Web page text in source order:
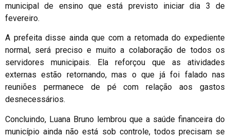
municipal de ensino que está previsto iniciar dia 3 de
fevereiro.
A prefeita disse ainda que com a retomada do expediente
normal, será preciso e muito a colaboração de todos os
servidores municipais. Ela reforçou que as atividades
externas estão retornando, mas o que já foi falado nas
reuniões permanece de pé com relação aos gastos
desnecessários.
Concluindo, Luana Bruno lembrou que a saúde financeira do
município ainda não está sob controle, todos precisam se